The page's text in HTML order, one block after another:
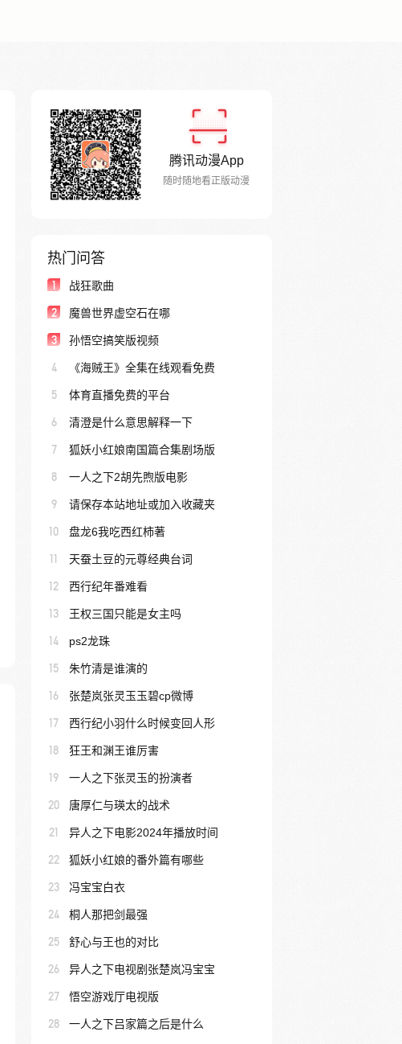
腾讯动漫App
随时随地看正版动漫
热门问答
1 战狂歌曲
2 魔兽世界虚空石在哪
3 孙悟空搞笑版视频
4 《海贼王》全集在线观看免费
5 体育直播免费的平台
6 清澄是什么意思解释一下
7 狐妖小红娘南国篇合集剧场版
8 一人之下2胡先煦版电影
9 请保存本站地址或加入收藏夹
10 盘龙6我吃西红柿著
11 天蚕土豆的元尊经典台词
12 西行纪年番难看
13 王权三国只能是女主吗
14 ps2龙珠
15 朱竹清是谁演的
16 张楚岚张灵玉玉碧cp微博
17 西行纪小羽什么时候变回人形
18 狂王和渊王谁厉害
19 一人之下张灵玉的扮演者
20 唐厚仁与瑛太的战术
21 异人之下电影2024年播放时间
22 狐妖小红娘的番外篇有哪些
23 冯宝宝白衣
24 桐人那把剑最强
25 舒心与王也的对比
26 异人之下电视剧张楚岚冯宝宝
27 悟空游戏厅电视版
28 一人之下吕家篇之后是什么